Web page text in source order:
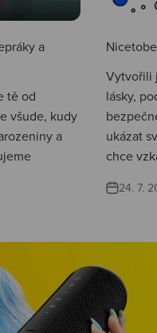
a
tě od
všude, kudy
a
Vytvořili
lásky,
ukázat
chce
24. 7.